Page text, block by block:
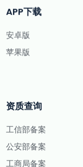
APP下载
安卓版
苹果版
资质查询
工信部备案
公安部备案
工商局备案